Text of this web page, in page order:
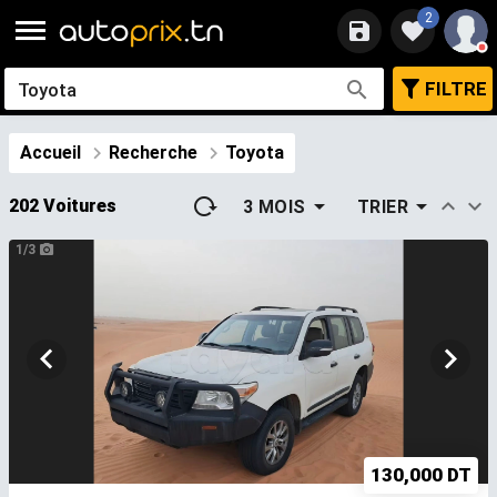
2
FILTRE
Accueil Recherche Toyota
202 Voitures 3 MOIS TRIER
1/3
130,000 DT